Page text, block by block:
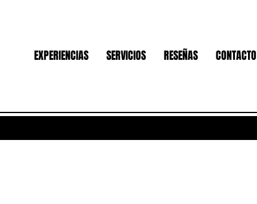
EXPERIENCIAS SERVICIOS RESEÑAS CONTACTO